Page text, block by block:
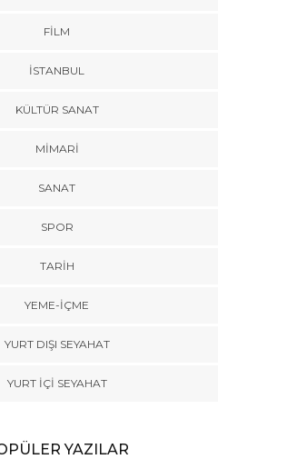
FILM
İSTANBUL
KÜLTÜR SANAT
MIMARI
SANAT
SPOR
TARİH
YEME-İÇME
YURT DIŞI SEYAHAT
YURT İÇİ SEYAHAT
YAZILAR